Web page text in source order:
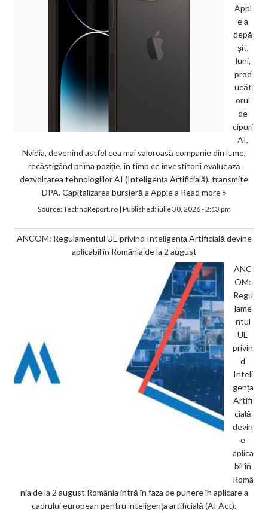
Appl
e a
depă
șit,
luni,
prod
ucăt
orul
de
cipuri
AI,
Nvidia, devenind astfel cea mai valoroasă companie din lume,
recâștigând prima poziție, în timp ce investitorii evaluează
dezvoltarea tehnologiilor AI (Inteligența Artificială), transmite
DPA. Capitalizarea bursieră a Apple a Read more »
Source:TechnoReport.ro| Published:iulie 30, 2026 - 2:13 pm
ANCOM: Regulamentul UE privind Inteligența Artificială devine
aplicabil în România de la 2 august
ANC
OM:
Regu
lame
ntul
UE
privin
d
Inteli
gența
Artifi
cială
devin
e
aplica
bil în
Româ
nia de la 2 august România intră în faza de punere în aplicare a
cadrului european pentru inteligența artificială (AI Act).